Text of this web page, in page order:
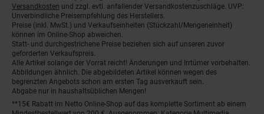
Versandkosten und zzgl. evtl. anfallender Versandkostenzuschläge. UVP:
Unverbindliche Preisempfehlung des Herstellers.
Preise (inkl. MwSt.) und Verkaufseinheiten (Stückzahl/Mengeneinheit)
können im Online-Shop abweichen.
Statt- und durchgestrichene Preise beziehen sich auf unseren zuvor
geforderten Verkaufspreis.
Alle Artikel solange der Vorrat reicht! Änderungen und Irrtümer vorbehalten.
Abbildungen ähnlich. Die abgebildeten Artikel können wegen des
begrenzten Angebots schon am ersten Tag ausverkauft sein.
Abgabe nur in haushaltsüblichen Mengen!
**15€ Rabatt im Netto Online-Shop auf das komplette Sortiment ab einem